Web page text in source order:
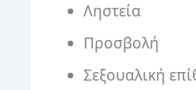
Ληστεία
Προσβολή
Σεξουαλική